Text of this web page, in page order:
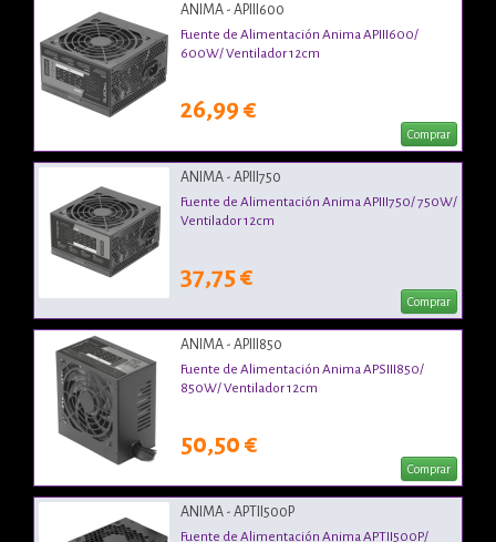
ANIMA - APIII600
Fuente de Alimentación Anima APIII600/
600W/ Ventilador 12cm
26,99 €
Comprar
ANIMA - APIII750
Fuente de Alimentación Anima APIII750/ 750W/
Ventilador 12cm
37,75 €
Comprar
ANIMA - APIII850
Fuente de Alimentación Anima APSIII850/
850W/ Ventilador 12cm
50,50 €
Comprar
ANIMA - APTII500P
Fuente de Alimentación Anima APTII500P/